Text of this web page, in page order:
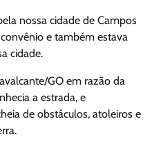
nossa cidade de Campos
e também estava
cidade.
GO em razão da
a estrada, e
de obstáculos, atoleiros e